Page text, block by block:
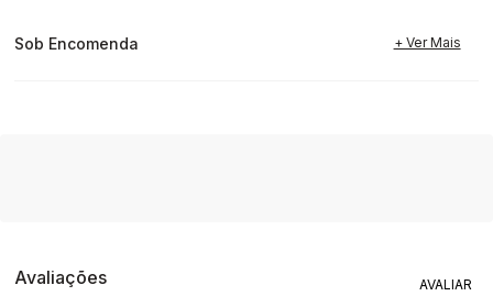
Sob Encomenda
Avaliações